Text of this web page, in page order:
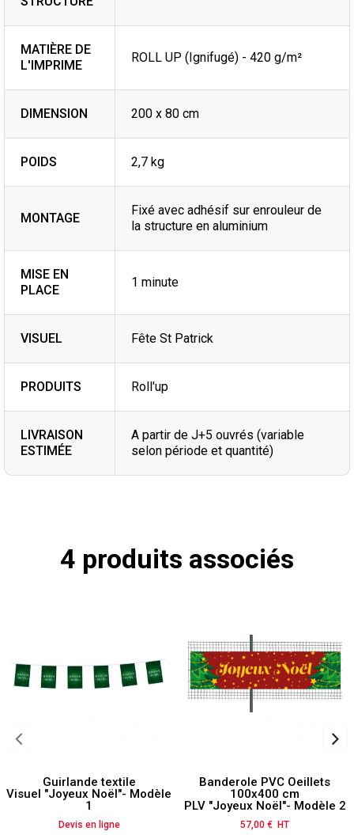
MATIÈRE DE
L'IMPRIME
ROLL UP (Ignifugé) - 420 g/m²
DIMENSION 200 x 80 cm
POIDS 2,7 kg
MONTAGE
Fixé avec adhésif sur enrouleur de
la structure en aluminium
MISE EN
PLACE
1 minute
VISUEL Fête St Patrick
PRODUITS Roll'up
LIVRAISON
ESTIMÉE
A partir de J+5 ouvrés (variable
selon période et quantité)
4 produits associés
Guirlande textile
Visuel "Joyeux Noël"- Modèle
1
Devis en ligne
Banderole PVC Oeillets
100x400 cm
PLV "Joyeux Noël"- Modèle 2
Prix
57,00 € HT